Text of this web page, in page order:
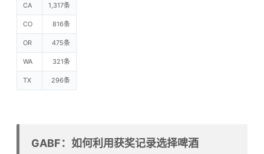
CA 1,317条
CO 816条
OR 475条
WA 321条
TX 296条
GABF：如何利用获奖记录选择啤酒